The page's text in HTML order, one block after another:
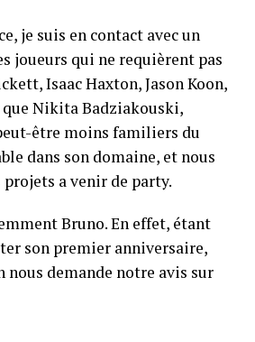
je suis en contact avec un
joueurs qui ne requièrent pas
Isaac Haxton, Jason Koon,
Nikita Badziakouski,
être moins familiers du
dans son domaine, et nous
a venir de party.
Bruno. En effet, étant
son premier anniversaire,
nous demande notre avis sur